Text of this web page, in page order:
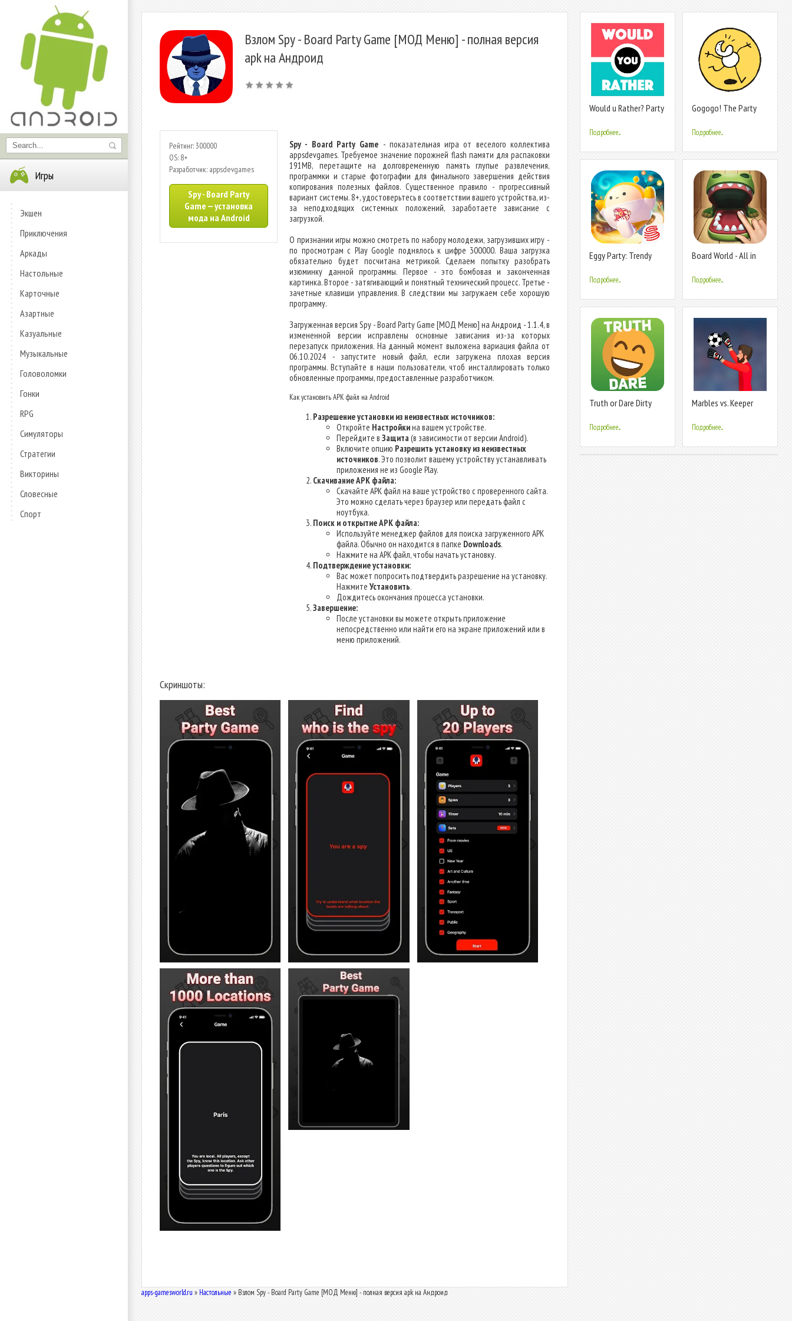
Игры
Экшен
Приключения
Аркады
Настольные
Карточные
Азартные
Казуальные
Музыкальные
Головоломки
Гонки
RPG
Симуляторы
Стратегии
Викторины
Словесные
Спорт
Взлом Spy - Board Party Game [МОД Меню] - полная версия
apk на Андроид
Рейтинг: 300000
OS: 8+
Разработчик: appsdevgames
Spy - Board Party
Game — установка
мода на Android
Spy - Board Party Game - показательная игра от веселого коллектива
appsdevgames. Требуемое значение порожней flash памяти для распаковки
191MB, перетащите на долговременную память глупые развлечения,
программки и старые фотографии для финального завершения действия
копирования полезных файлов. Существенное правило - прогрессивный
вариант системы. 8+, удостоверьтесь в соответствии вашего устройства, из-
за неподходящих системных положений, заработаете зависание с
загрузкой.
О признании игры можно смотреть по набору молодежи, загрузивших игру -
по просмотрам с Play Google поднялось к цифре 300000. Ваша загрузка
обязательно будет посчитана метрикой. Сделаем попытку разобрать
изюминку данной программы. Первое - это бомбовая и законченная
картинка. Второе - затягивающий и понятный технический процесс. Третье -
зачетные клавиши управления. В следствии мы загружаем себе хорошую
программу.
Загруженная версия Spy - Board Party Game [МОД Меню] на Андроид - 1.1.4, в
измененной версии исправлены основные зависания из-за которых
перезапуск приложения. На данный момент выложена вариация файла от
06.10.2024 - запустите новый файл, если загружена плохая версия
программы. Вступайте в наши пользователи, чтоб инсталлировать только
обновленные программы, предоставленные разработчиком.
Как установить APK файл на Android
Разрешение установки из неизвестных источников:
Откройте Настройкина вашем устройстве.
Перейдите в Защита(в зависимости от версии Android).
Включите опцию Разрешить установку из неизвестных
источников. Это позволит вашему устройству устанавливать
приложения не из Google Play.
Скачивание APK файла:
Скачайте APK файл на ваше устройство с проверенного сайта.
Это можно сделать через браузер или передать файл с
ноутбука.
Поиск и открытие APK файла:
Используйте менеджер файлов для поиска загруженного APK
файла. Обычно он находится в папке Downloads.
Нажмите на APK файл, чтобы начать установку.
Подтверждение установки:
Вас может попросить подтвердить разрешение на установку.
Нажмите Установить.
Дождитесь окончания процесса установки.
Завершение:
После установки вы можете открыть приложение
непосредственно или найти его на экране приложений или в
меню приложений.
Скриншоты:
Would u Rather? Party
Подробнее...
Gogogo! The Party
Подробнее...
Eggy Party: Trendy
Подробнее...
Board World - All in
Подробнее...
Truth or Dare Dirty
Подробнее...
Marbles vs. Keeper
Подробнее...
apps-gamesworld.ru » Настольные » Взлом Spy - Board Party Game [МОД Меню] - полная версия apk на Андроид